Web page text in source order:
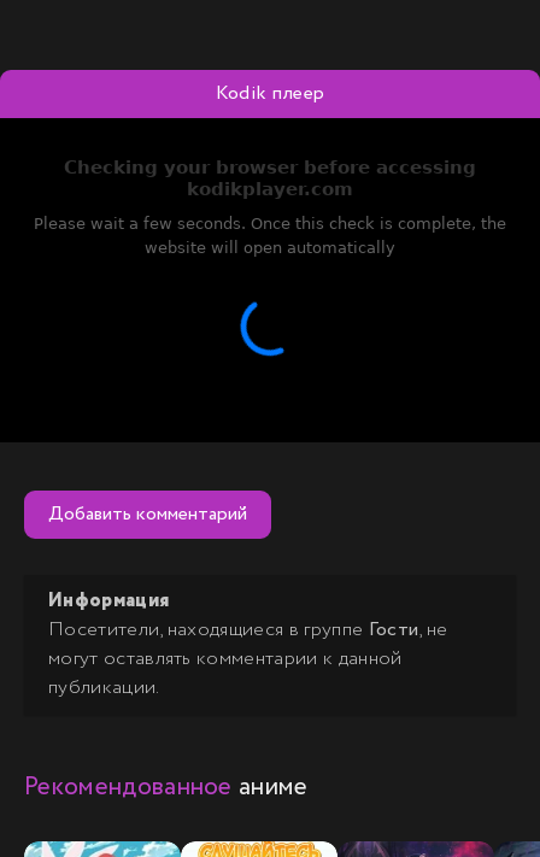
себе место в этом новом мире. Принц Азур может стать
тем человеком, который сможет состязаться с ее
умственной остротой. Нина раздумывает: можно ли
доверять Азуру? И сможет ли она подавить
разгорающиеся чувства к нему, осознавая при этом что
должна выйти замуж за другого?
Kodik плеер
Добавить комментарий
Информация
Посетители, находящиеся в группе Гости, не
могут оставлять комментарии к данной
публикации.
Рекомендованное аниме